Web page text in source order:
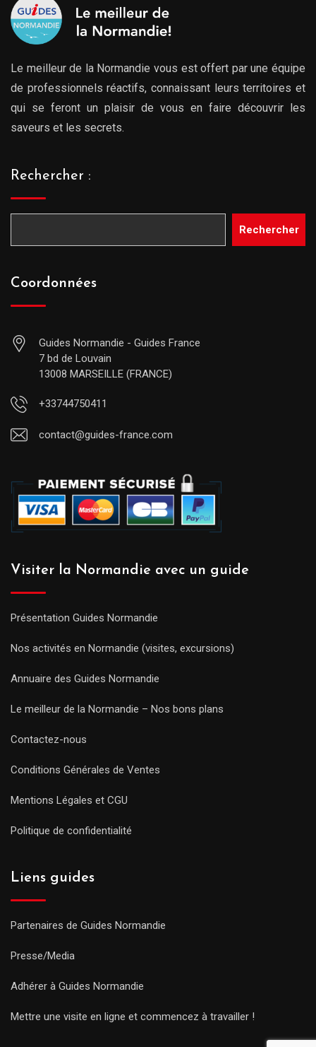
Le meilleur de la Normandie vous est offert par une équipe
de professionnels réactifs, connaissant leurs territoires et
qui se feront un plaisir de vous en faire découvrir les
saveurs et les secrets.
Rechercher :
Rechercher
Coordonnées
Guides Normandie - Guides France
7 bd de Louvain
13008 MARSEILLE (FRANCE)
+33744750411
contact@guides-france.com
Visiter la Normandie avec un guide
Présentation Guides Normandie
Nos activités en Normandie (visites, excursions)
Annuaire des Guides Normandie
Le meilleur de la Normandie – Nos bons plans
Contactez-nous
Conditions Générales de Ventes
Mentions Légales et CGU
Politique de confidentialité
Liens guides
Partenaires de Guides Normandie
Presse/Media
Adhérer à Guides Normandie
Mettre une visite en ligne et commencez à travailler !